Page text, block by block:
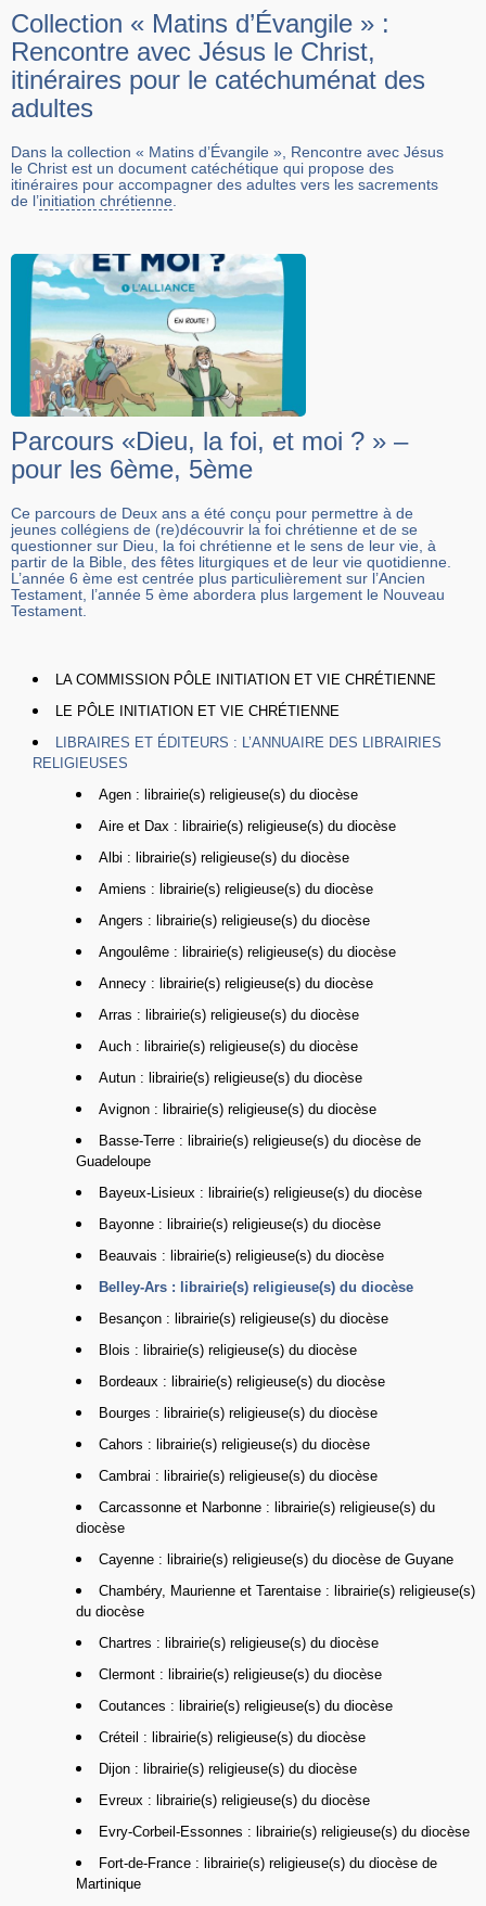
Collection « Matins d’Évangile » :
Rencontre avec Jésus le Christ,
itinéraires pour le catéchuménat des
adultes
Dans la collection « Matins d’Évangile », Rencontre avec Jésus
le Christ est un document catéchétique qui propose des
itinéraires pour accompagner des adultes vers les sacrements
de l’initiation chrétienne.
Parcours «Dieu, la foi, et moi ? » –
pour les 6ème, 5ème
Ce parcours de Deux ans a été conçu pour permettre à de
jeunes collégiens de (re)découvrir la foi chrétienne et de se
questionner sur Dieu, la foi chrétienne et le sens de leur vie, à
partir de la Bible, des fêtes liturgiques et de leur vie quotidienne.
L’année 6 ème est centrée plus particulièrement sur l’Ancien
Testament, l’année 5 ème abordera plus largement le Nouveau
Testament.
LA COMMISSION PÔLE INITIATION ET VIE CHRÉTIENNE
LE PÔLE INITIATION ET VIE CHRÉTIENNE
LIBRAIRES ET ÉDITEURS : L’ANNUAIRE DES LIBRAIRIES
RELIGIEUSES
Agen : librairie(s) religieuse(s) du diocèse
Aire et Dax : librairie(s) religieuse(s) du diocèse
Albi : librairie(s) religieuse(s) du diocèse
Amiens : librairie(s) religieuse(s) du diocèse
Angers : librairie(s) religieuse(s) du diocèse
Angoulême : librairie(s) religieuse(s) du diocèse
Annecy : librairie(s) religieuse(s) du diocèse
Arras : librairie(s) religieuse(s) du diocèse
Auch : librairie(s) religieuse(s) du diocèse
Autun : librairie(s) religieuse(s) du diocèse
Avignon : librairie(s) religieuse(s) du diocèse
Basse-Terre : librairie(s) religieuse(s) du diocèse de
Guadeloupe
Bayeux-Lisieux : librairie(s) religieuse(s) du diocèse
Bayonne : librairie(s) religieuse(s) du diocèse
Beauvais : librairie(s) religieuse(s) du diocèse
Belley-Ars : librairie(s) religieuse(s) du diocèse
Besançon : librairie(s) religieuse(s) du diocèse
Blois : librairie(s) religieuse(s) du diocèse
Bordeaux : librairie(s) religieuse(s) du diocèse
Bourges : librairie(s) religieuse(s) du diocèse
Cahors : librairie(s) religieuse(s) du diocèse
Cambrai : librairie(s) religieuse(s) du diocèse
Carcassonne et Narbonne : librairie(s) religieuse(s) du
diocèse
Cayenne : librairie(s) religieuse(s) du diocèse de Guyane
Chambéry, Maurienne et Tarentaise : librairie(s) religieuse(s)
du diocèse
Chartres : librairie(s) religieuse(s) du diocèse
Clermont : librairie(s) religieuse(s) du diocèse
Coutances : librairie(s) religieuse(s) du diocèse
Créteil : librairie(s) religieuse(s) du diocèse
Dijon : librairie(s) religieuse(s) du diocèse
Evreux : librairie(s) religieuse(s) du diocèse
Evry-Corbeil-Essonnes : librairie(s) religieuse(s) du diocèse
Fort-de-France : librairie(s) religieuse(s) du diocèse de
Martinique